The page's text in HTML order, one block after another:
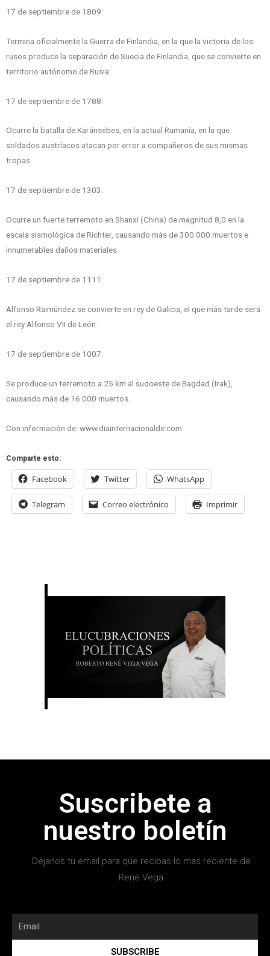
17 de septiembre de 1809:
Termina oficialmente la Guerra de Finlandia, en la que la victoria de los
rusos produce la separación de Suecia de Finlandia, que se convierte en
territorio autónomo de Rusia.
17 de septiembre de 1788:
Ocurre la batalla de Karánsebes, en la actual Rumanía, en la que
soldados austríacos atacan por error a compañeros de sus mismas
tropas.
17 de septiembre de 1303:
Ocurre un fuerte terremoto en Shanxi (China) de magnitud 8,0 en la
escala sismológica de Richter, causando más de 300.000 muertos e
innumerables daños materiales.
17 de septiembre de 1111:
Alfonso Raimúndez se convierte en rey de Galicia, el que más tarde será
el rey Alfonso VII de León.
17 de septiembre de 1007:
Se produce un terremoto a 25 km al sudoeste de Bagdad (Irak),
causando más de 16.000 muertos.
Con información de: www.diainternacionalde.com
Comparte esto:
Facebook Twitter WhatsApp
Telegram Correo electrónico Imprimir
Suscribete a
nuestro boletín
Déjanos tu email para que recibas lo mas reciente de
Rene Vega
SUBSCRIBE